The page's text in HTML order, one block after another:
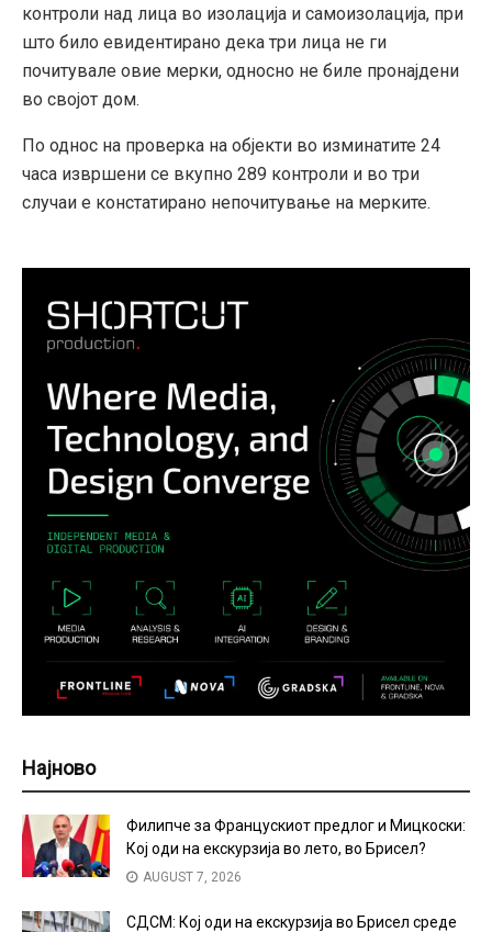
контроли над лица во изолација и самоизолација, при
што било евидентирано дека три лица не ги
почитувале овие мерки, односно не биле пронајдени
во својот дом.
По однос на проверка на објекти во изминатите 24
часа извршени се вкупно 289 контроли и во три
случаи е констатирано непочитување на мерките.
Најново
Филипче за Францускиот предлог и Мицкоски:
Кој оди на екскурзија во лето, во Брисел?
AUGUST 7, 2026
СДСМ: Кој оди на екскурзија во Брисел среде